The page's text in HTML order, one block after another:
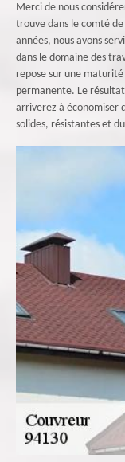
Merci de nous
trouve dans le comté
années, nous avons
dans le domaine des
repose sur une
permanente. Le
arriverez à économiser
solides, résistantes et